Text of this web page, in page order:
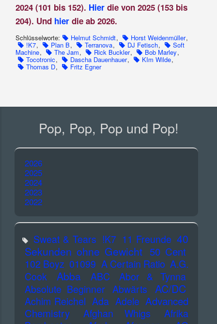
2024 (101 bis 152). Hier die von 2025 (153 bis
204). Und hier die ab 2026.
Schlüsselworte: Helmut Schmidt, Horst Weidenmüller,
!K7, Plan B, Terranova, DJ Fetisch, Soft
Machine, The Jam, Rick Buckler, Bob Marley,
Tocotronic, Dascha Dauenhauer, KIm Wilde,
Thomas D, Fritz Egner
Pop, Pop, Pop und Pop!
2026
2025
2024
2023
2022
Sweat & Tears !K7 11 Freunde 40
Sekunden ohne Gewicht 50 Cent
102 Boyz 01099 A Certain Ratio A.G.
Cook
Abba ABC
Abor & Tynna
Absolute Beginner Abwärts AC/DC
Achim Reichel Ada Adele Advanced
Chemistry
Afghan Whigs
Afrika